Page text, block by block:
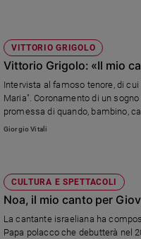
VITTORIO GRIGOLO
Vittorio Grigolo: «Il mio
Intervista al famoso tenore, di
Maria". Coronamento di un
promessa di quando, bambino,
Giorgio Vitali
CULTURA E SPETTACOLI
Noa, il mio canto per
La cantante israeliana ha
Papa polacco che debutterà nel